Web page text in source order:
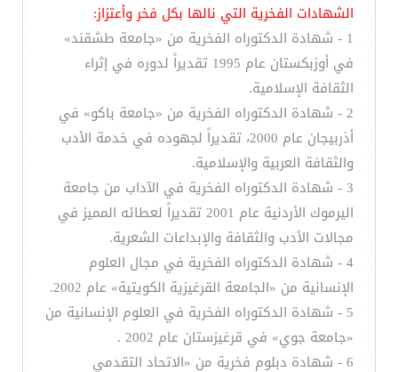
الشهادات الفخرية التي نالها بكل فخر وأعتزاز:
1 - شهادة الدكتوراه الفخرية من «جامعة طشقند»
في أوزبكستان عام 1995 تقديراً لدوره في إثراء
الثقافة الإسلامية.
2 - شهادة الدكتوراه الفخرية من «جامعة باكو» في
أذربيجان عام 2000، تقديراً لجهوده في خدمة الأدب
والثقافة العربية والإسلامية.
3 - شهادة الدكتوراه الفخرية في الآداب من جامعة
اليرموك الأردنية عام 2001 تقديراً لعطائه المميز في
مجالات الأدب والثقافة والإبداعات الشعرية.
4 - شهادة الدكتوراه الفخرية في مجال العلوم
الإنسانية من «الجامعة القرغيزية الكويتية» عام 2002.
5 - شهادة الدكتوراه الفخرية في العلوم الإنسانية من
«جامعة جوي» في قرغيزستان عام 2002 .
6 - شهادة دبلوم فخرية من «الاتحاد التقدمي